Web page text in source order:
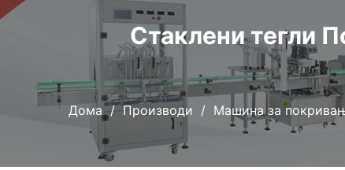
Стаклени тегли
Дома Производи Машина за